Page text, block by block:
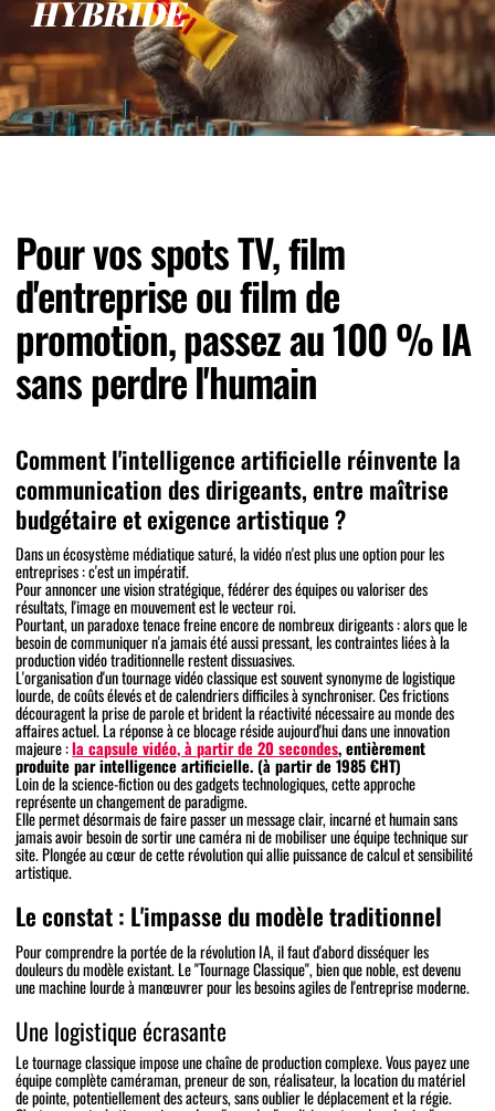
HYBRIDE
Pour vos spots TV, film
d'entreprise ou film de
promotion, passez au 100 % IA
sans perdre l'humain
Comment l'intelligence artificielle réinvente la
communication des dirigeants, entre maîtrise
budgétaire et exigence artistique ?
Dans un écosystème médiatique saturé, la vidéo n'est plus une option pour les
entreprises : c'est un impératif.
Pour annoncer une vision stratégique, fédérer des équipes ou valoriser des
résultats, l'image en mouvement est le vecteur roi.
Pourtant, un paradoxe tenace freine encore de nombreux dirigeants : alors que le
besoin de communiquer n'a jamais été aussi pressant, les contraintes liées à la
production vidéo traditionnelle restent dissuasives.
L'organisation d'un tournage vidéo classique est souvent synonyme de logistique
lourde, de coûts élevés et de calendriers difficiles à synchroniser. Ces frictions
découragent la prise de parole et brident la réactivité nécessaire au monde des
affaires actuel. La réponse à ce blocage réside aujourd'hui dans une innovation
majeure :la capsule vidéo, à partir de 20 secondes, entièrement
produite par intelligence artificielle. (à partir de 1985 €HT)
Loin de la science-fiction ou des gadgets technologiques, cette approche
représente un changement de paradigme.
Elle permet désormais de faire passer un message clair, incarné et humain sans
jamais avoir besoin de sortir une caméra ni de mobiliser une équipe technique sur
site. Plongée au cœur de cette révolution qui allie puissance de calcul et sensibilité
artistique.
Le constat : L'impasse du modèle traditionnel
Pour comprendre la portée de la révolution IA, il faut d'abord disséquer les
douleurs du modèle existant. Le "Tournage Classique", bien que noble, est devenu
une machine lourde à manœuvrer pour les besoins agiles de l'entreprise moderne.
Une logistique écrasante
Le tournage classique impose une chaîne de production complexe. Vous payez une
équipe complète caméraman, preneur de son, réalisateur, la location du matériel
de pointe, potentiellement des acteurs, sans oublier le déplacement et la régie.